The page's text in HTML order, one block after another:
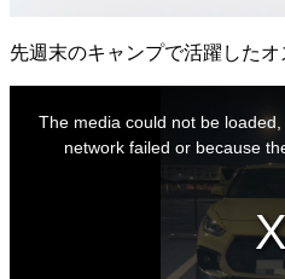
先週末のキャンプで活躍した
The media could not be
network failed or because